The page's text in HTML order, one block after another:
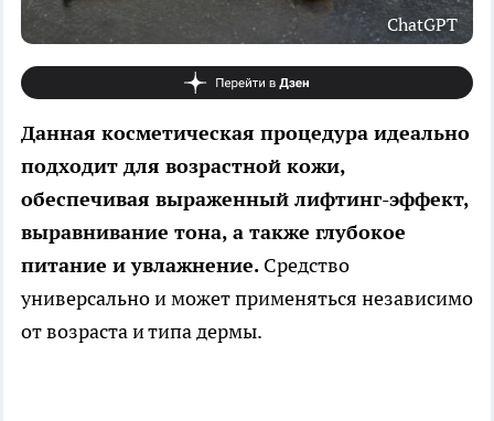
ChatGPT
Данная косметическая процедура идеально
подходит для возрастной кожи,
обеспечивая выраженный лифтинг-эффект,
выравнивание тона, а также глубокое
питание и увлажнение. Средство
универсально и может применяться независимо
от возраста и типа дермы.